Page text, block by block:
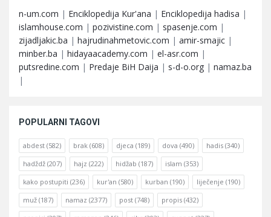
n-um.com | Enciklopedija Kur'ana | Enciklopedija hadisa |
islamhouse.com | pozivistine.com | spasenje.com |
zijadljakic.ba | hajrudinahmetovic.com | amir-smajic |
minber.ba | hidayaacademy.com | el-asr.com |
putsredine.com | Predaje BiH Daija | s-d-o.org | namaz.ba
|
POPULARNI TAGOVI
abdest (582) brak (608) djeca (189) dova (490) hadis (340)
hadždž (207) hajz (222) hidžab (187) islam (353)
kako postupiti (236) kur'an (580) kurban (190) liječenje (190)
muž (187) namaz (2377) post (748) propis (432)